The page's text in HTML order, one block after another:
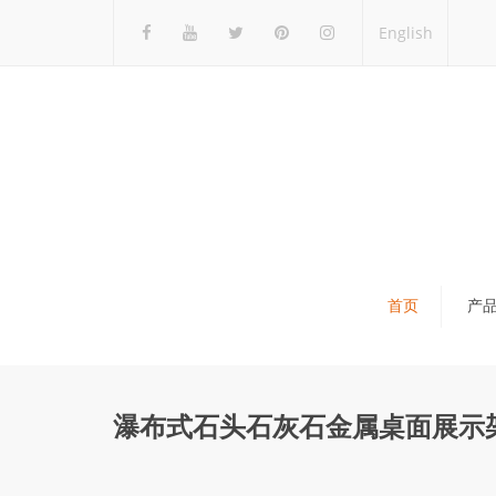
English
首页 产
石材展架
瀑布式石头石灰石金属桌面展示